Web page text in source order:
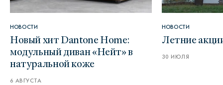
НОВОСТИ
Новый хит Dantone Home:
модульный диван «Нейт» в
натуральной коже
6 АВГУСТА
НОВОСТИ
Летние
30 ИЮЛЯ